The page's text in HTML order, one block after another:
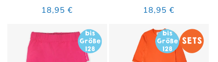
Normaler Preis
18,95 € Normaler Preis
18,95 €